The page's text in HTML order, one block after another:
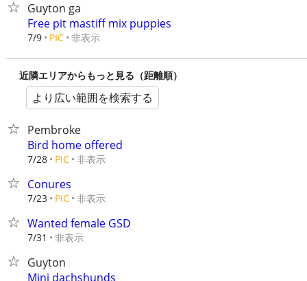
Guyton ga
Free pit mastiff mix puppies
7/9 PIC 非表示
近隣エリアからもっと見る（距離順）
より広い範囲を検索する
Pembroke
Bird home offered
7/28 PIC 非表示
Conures
7/23 PIC 非表示
Wanted female GSD
7/31 非表示
Guyton
Mini dachshunds